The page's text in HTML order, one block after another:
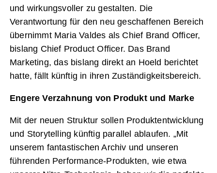
und wirkungsvoller zu gestalten. Die
Verantwortung für den neu geschaffenen Bereich
übernimmt Maria Valdes als Chief Brand Officer,
bislang Chief Product Officer. Das Brand
Marketing, das bislang direkt an Hoeld berichtet
hatte, fällt künftig in ihren Zuständigkeitsbereich.
Engere Verzahnung von Produkt und Marke
Mit der neuen Struktur sollen Produktentwicklung
und Storytelling künftig parallel ablaufen. „Mit
unserem fantastischen Archiv und unseren
führenden Performance-Produkten, wie etwa